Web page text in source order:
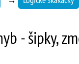
- šipky,